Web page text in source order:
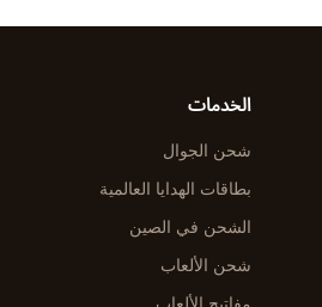
الخدمات
شحن الجوال
بطاقات الهدايا العالمية
الشحن في الصين
شحن الألعاب